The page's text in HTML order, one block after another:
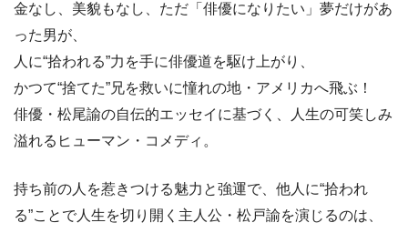
金なし、美貌もなし、ただ「俳優になりたい」夢だけがあ
った男が、
人に“拾われる”力を手に俳優道を駆け上がり、
かつて“捨てた”兄を救いに憧れの地・アメリカへ飛ぶ！
俳優・松尾諭の自伝的エッセイに基づく、人生の可笑しみ
溢れるヒューマン・コメディ。
持ち前の人を惹きつける魅力と強運で、他人に“拾われ
る”ことで人生を切り開く主人公・松戸諭を演じるのは、